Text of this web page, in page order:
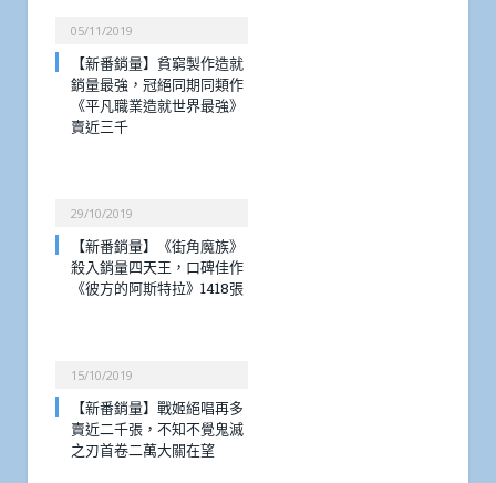
05/11/2019
【新番銷量】貧窮製作造就
銷量最強，冠絕同期同類作
《平凡職業造就世界最強》
賣近三千
29/10/2019
【新番銷量】《街角魔族》
殺入銷量四天王，口碑佳作
《彼方的阿斯特拉》1418張
15/10/2019
【新番銷量】戰姬絕唱再多
賣近二千張，不知不覺鬼滅
之刃首卷二萬大關在望